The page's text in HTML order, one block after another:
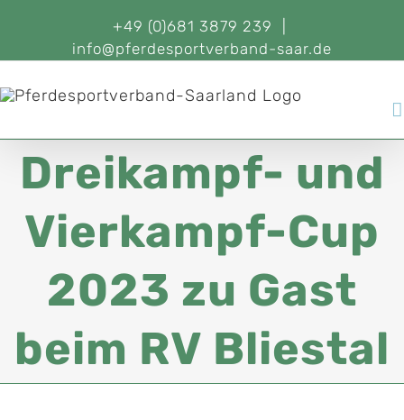
+49 (0)681 3879 239
info@pferdesportverband-saar.de
Dreikampf- und
Vierkampf-Cup
2023 zu Gast
beim RV Bliestal